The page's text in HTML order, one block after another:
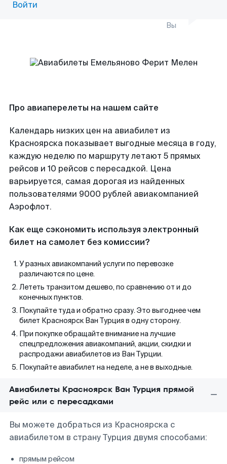
Войти
Вы
Про авиаперелеты на нашем сайте
Календарь низких цен на авиабилет из
Красноярска показывает выгодные месяца в году,
каждую неделю по маршруту летают 5 прямых
рейсов и 10 рейсов с пересадкой. Цена
варьируется, самая дорогая из найденных
пользователями 9000 рублей авиакомпанией
Аэрофлот.
Как еще сэкономить используя электронный
билет на самолет без комиссии?
У разных авиакомпаний услуги по перевозке
различаются по цене.
Лететь транзитом дешево, по сравнению от и до
конечных пунктов.
Покупайте туда и обратно сразу. Это выгоднее чем
билет Красноярск Ван Турция в одну сторону.
При покупке обращайте внимание на лучшие
спецпредложения авиакомпаний, акции, скидки и
распродажи авиабилетов из Ван Турции.
Покупайте авиабилет на неделе, а не в выходные.
Авиабилеты Красноярск Ван Турция прямой
рейс или с пересадками
Вы можете добраться из Красноярска с
авиабилетом в страну Турция двумя способами:
прямым рейсом